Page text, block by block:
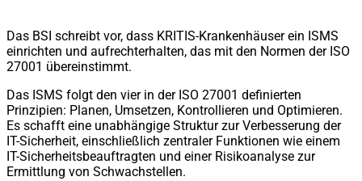
Das BSI schreibt vor, dass KRITIS-Krankenhäuser ein ISMS
einrichten und aufrechterhalten, das mit den Normen der ISO
27001 übereinstimmt.
Das ISMS folgt den vier in der ISO 27001 definierten
Prinzipien: Planen, Umsetzen, Kontrollieren und Optimieren.
Es schafft eine unabhängige Struktur zur Verbesserung der
IT-Sicherheit, einschließlich zentraler Funktionen wie einem
IT-Sicherheitsbeauftragten und einer Risikoanalyse zur
Ermittlung von Schwachstellen.